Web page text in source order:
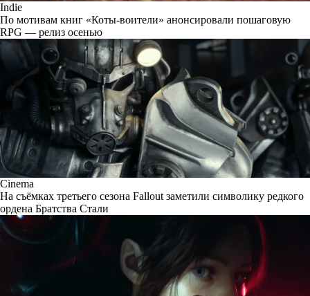
Indie
По мотивам книг «Коты-воители» анонсировали пошаговую
RPG — релиз осенью
Cinema
На съёмках третьего сезона Fallout заметили символику редкого
ордена Братства Стали